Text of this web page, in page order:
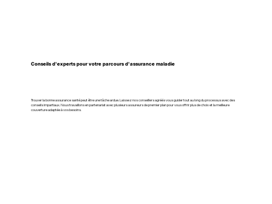
Conseils d'experts pour votre parcours d'assurance maladie
Trouver la bonne assurance santé peut être une tâche ardue. Laissez nos conseillers agréés vous guider tout au long du processus avec des
conseils impartiaux. Nous travaillons en partenariat avec plusieurs assureurs de premier plan pour vous offrir plus de choix et la meilleure
couverture adaptée à vos besoins.